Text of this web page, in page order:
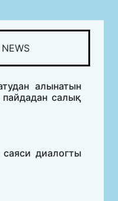
алынатын
пайдадан салық
диалогты